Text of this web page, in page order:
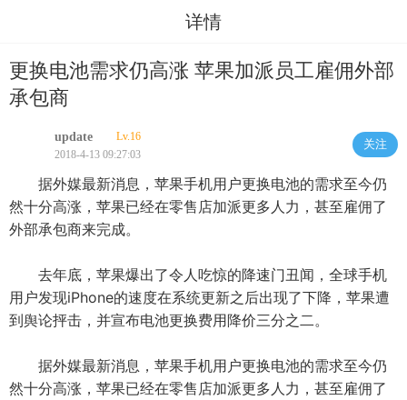
详情
更换电池需求仍高涨 苹果加派员工雇佣外部
承包商
update
Lv.16
2018-4-13 09:27:03
关注
据外媒最新消息，苹果手机用户更换电池的需求至今仍
然十分高涨，苹果已经在零售店加派更多人力，甚至雇佣了
外部承包商来完成。
去年底，苹果爆出了令人吃惊的降速门丑闻，全球手机
用户发现iPhone的速度在系统更新之后出现了下降，苹果遭
到舆论抨击，并宣布电池更换费用降价三分之二。
据外媒最新消息，苹果手机用户更换电池的需求至今仍
然十分高涨，苹果已经在零售店加派更多人力，甚至雇佣了